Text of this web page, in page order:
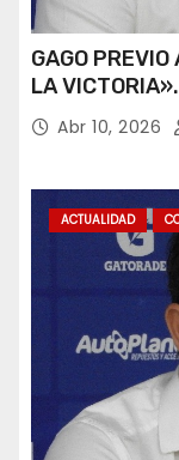
GAGO
LA VICTORIA».
Abr 10, 2026
ACTUALIDAD